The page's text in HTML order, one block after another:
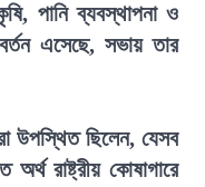
পানি ব্যবস্থাপনা ও
এসেছে, সভায় তার
উপস্থিত ছিলেন, যেসব
রাষ্ট্রীয় কোষাগারে